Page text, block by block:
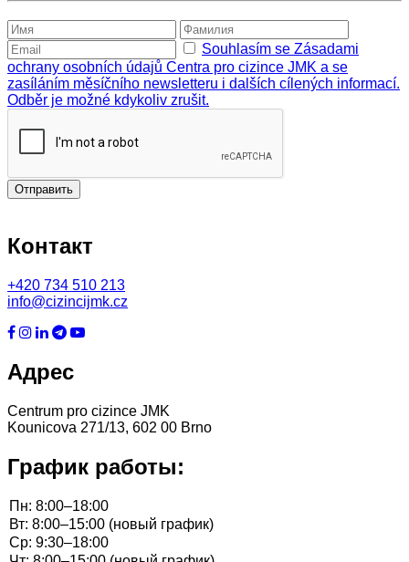
Souhlasím se Zásadami
ochrany osobních údajů Centra pro cizince JMK a se
zasíláním měsíčního newsletteru i dalších cílených informací.
Odběr je možné kdykoliv zrušit.
Отправить
Контакт
+420 734 510 213
info@cizincijmk.cz
Адрес
Centrum pro cizince JMK
Kounicova 271/13, 602 00 Brno
График работы: